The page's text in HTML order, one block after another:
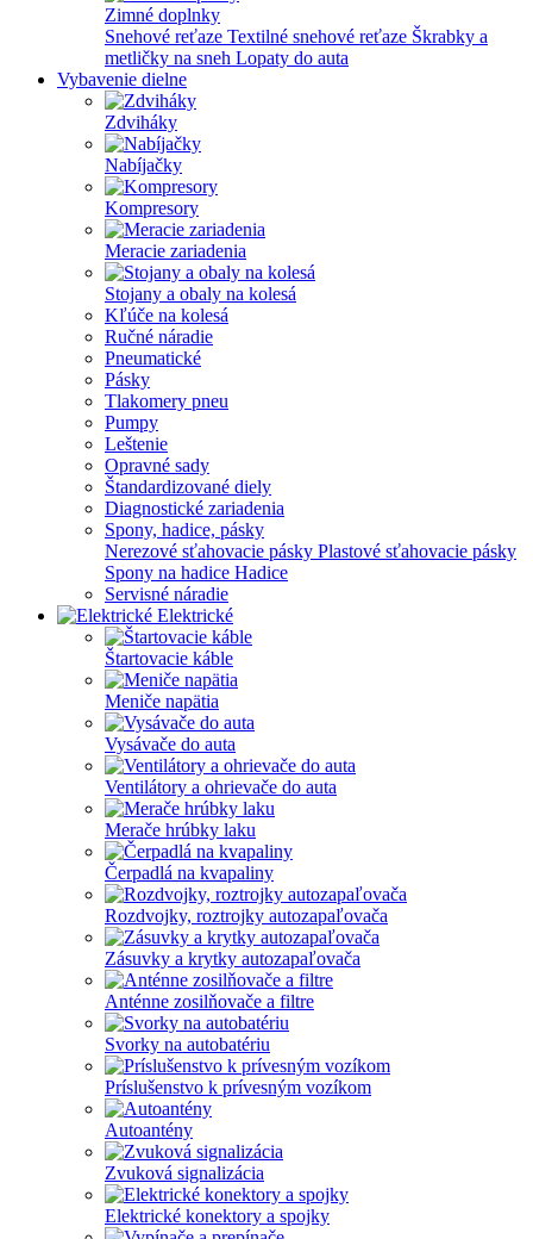
Zimné doplnky
Snehové reťaze Textilné snehové reťaze Škrabky a
metličky na sneh Lopaty do auta
Vybavenie dielne
Zdviháky
Nabíjačky
Kompresory
Meracie zariadenia
Stojany a obaly na kolesá
Kľúče na kolesá
Ručné náradie
Pneumatické
Pásky
Tlakomery pneu
Pumpy
Leštenie
Opravné sady
Štandardizované diely
Diagnostické zariadenia
Spony, hadice, pásky
Nerezové sťahovacie pásky Plastové sťahovacie pásky
Spony na hadice Hadice
Servisné náradie
Elektrické
Štartovacie káble
Meniče napätia
Vysávače do auta
Ventilátory a ohrievače do auta
Merače hrúbky laku
Čerpadlá na kvapaliny
Rozdvojky, roztrojky autozapaľovača
Zásuvky a krytky autozapaľovača
Anténne zosilňovače a filtre
Svorky na autobatériu
Príslušenstvo k prívesným vozíkom
Autoantény
Zvuková signalizácia
Elektrické konektory a spojky